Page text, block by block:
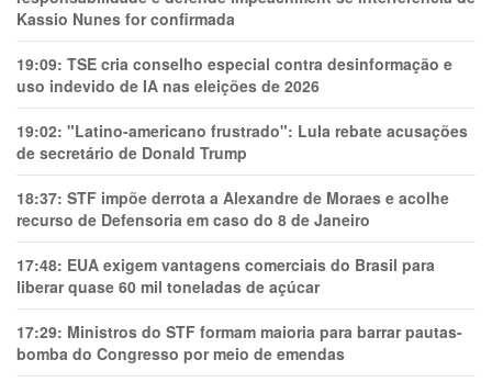
Kassio Nunes for confirmada
19:09: TSE cria conselho especial contra desinformação e
uso indevido de IA nas eleições de 2026
19:02: "Latino-americano frustrado": Lula rebate acusações
de secretário de Donald Trump
18:37: STF impõe derrota a Alexandre de Moraes e acolhe
recurso de Defensoria em caso do 8 de Janeiro
17:48: EUA exigem vantagens comerciais do Brasil para
liberar quase 60 mil toneladas de açúcar
17:29: Ministros do STF formam maioria para barrar pautas-
bomba do Congresso por meio de emendas